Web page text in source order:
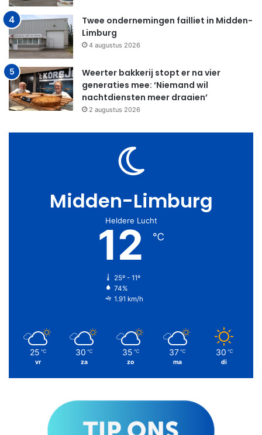
Twee ondernemingen failliet in Midden-
Limburg
4 augustus 2026
Weerter bakkerij stopt er na vier
generaties mee: ‘Niemand wil
nachtdiensten meer draaien’
2 augustus 2026
Midden-Limburg
Heldere Lucht
12 ℃
25º - 11º
74%
1.91 km/h
25 ℃
vr
30 ℃
za
35 ℃
zo
37 ℃
ma
30 ℃
di